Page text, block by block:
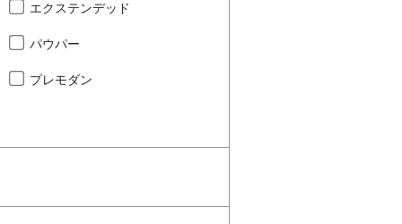
エクステンデッド
パウパー
プレモダン